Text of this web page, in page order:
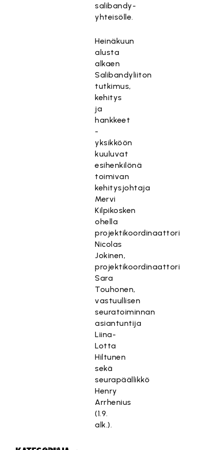
salibandy-
yhteisölle.
Heinäkuun
alusta
alkaen
Salibandyliiton
tutkimus,
kehitys
ja
hankkeet
-
yksikköön
kuuluvat
esihenkilönä
toimivan
kehitysjohtaja
Mervi
Kilpikosken
ohella
projektikoordinaattori
Nicolas
Jokinen,
projektikoordinaattori
Sara
Touhonen,
vastuullisen
seuratoiminnan
asiantuntija
Liina-
Lotta
Hiltunen
sekä
seurapäällikkö
Henry
Arrhenius
(1.9.
alk.).